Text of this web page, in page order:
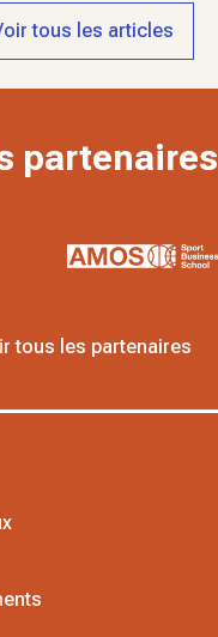
tous les articles
partenaires
tous les partenaires